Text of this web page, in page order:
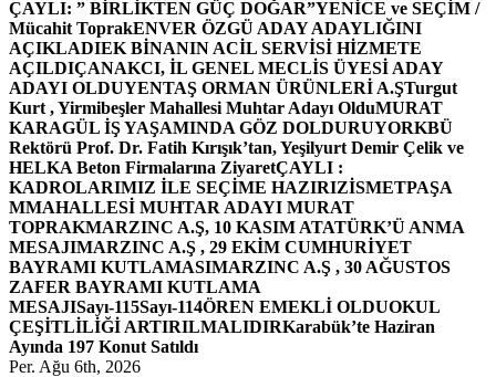
ÇAYLI: ” BİRLİKTEN GÜÇ DOĞAR”YENİCE ve SEÇİM /
Mücahit ToprakENVER ÖZGÜ ADAY ADAYLIĞINI
AÇIKLADIEK BİNANIN ACİL SERVİSİ HİZMETE
AÇILDIÇANAKCI, İL GENEL MECLİS ÜYESİ ADAY
ADAYI OLDUYENTAŞ ORMAN ÜRÜNLERİ A.ŞTurgut
Kurt , Yirmibeşler Mahallesi Muhtar Adayı OlduMURAT
KARAGÜL İŞ YAŞAMINDA GÖZ DOLDURUYORKBÜ
Rektörü Prof. Dr. Fatih Kırışık’tan, Yeşilyurt Demir Çelik ve
HELKA Beton Firmalarına ZiyaretÇAYLI :
KADROLARIMIZ İLE SEÇİME HAZIRIZİSMETPAŞA
MMAHALLESİ MUHTAR ADAYI MURAT
TOPRAKMARZINC A.Ş, 10 KASIM ATATÜRK’Ü ANMA
MESAJIMARZINC A.Ş , 29 EKİM CUMHURİYET
BAYRAMI KUTLAMASIMARZINC A.Ş , 30 AĞUSTOS
ZAFER BAYRAMI KUTLAMA
MESAJISayı-115Sayı-114ÖREN EMEKLİ OLDUOKUL
ÇEŞİTLİLİĞİ ARTIRILMALIDIRKarabük’te Haziran
Ayında 197 Konut Satıldı
Per. Ağu 6th, 2026